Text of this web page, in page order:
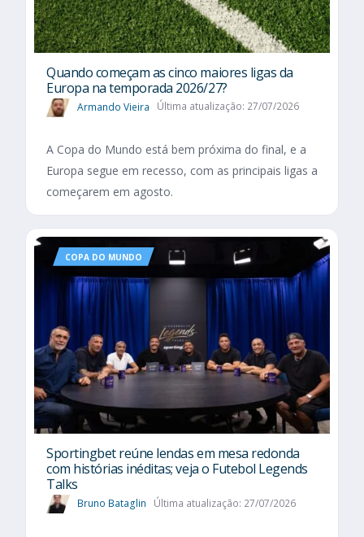
Quando começam as cinco maiores ligas da
Europa na temporada 2026/27?
Armando Vieira Última atualização: 27/07/2026
A Copa do Mundo está bem próxima do final, e a
Europa segue em recesso, com as principais ligas a
começarem em agosto.
COPA DO MUNDO
Sportingbet reúne lendas em mesa redonda
com histórias inéditas; veja o Futebol Legends
Talks
Bruno Bataglin Última atualização: 27/07/2026